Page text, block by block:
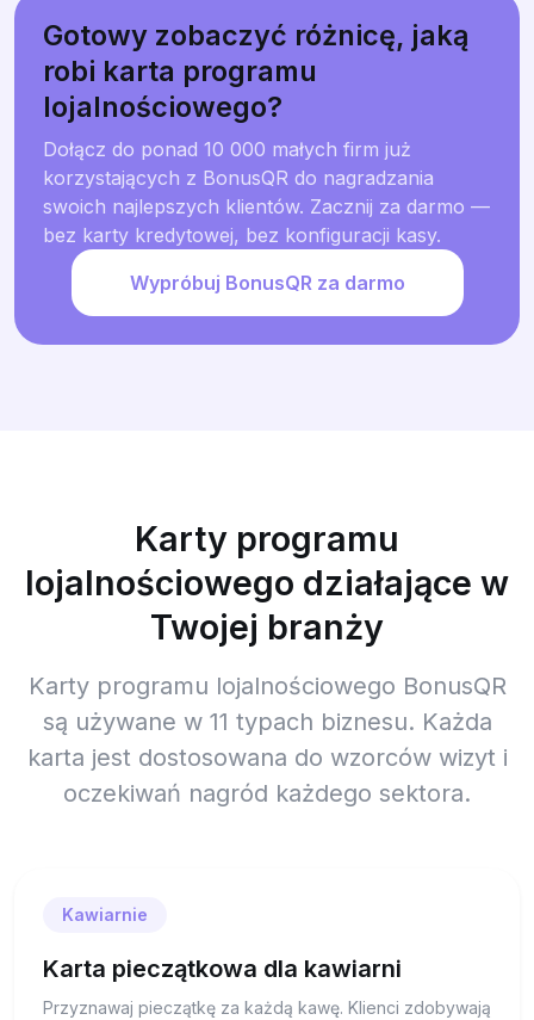
Gotowy zobaczyć różnicę, jaką
robi karta programu
lojalnościowego?
Dołącz do ponad 10 000 małych firm już
korzystających z BonusQR do nagradzania
swoich najlepszych klientów. Zacznij za darmo —
bez karty kredytowej, bez konfiguracji kasy.
Wypróbuj BonusQR za darmo
Karty programu
lojalnościowego działające w
Twojej branży
Karty programu lojalnościowego BonusQR
są używane w 11 typach biznesu. Każda
karta jest dostosowana do wzorców wizyt i
oczekiwań nagród każdego sektora.
Kawiarnie
Karta pieczątkowa dla kawiarni
Przyznawaj pieczątkę za każdą kawę. Klienci zdobywają